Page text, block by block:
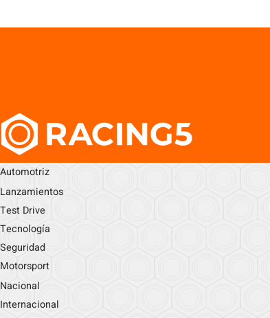
Automotriz
Lanzamientos
Test Drive
Tecnología
Seguridad
Motorsport
Nacional
Internacional